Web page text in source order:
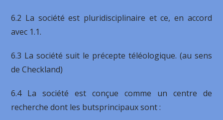
6.2 La société est pluridisciplinaire et ce, en accord
avec 1.1.
6.3 La société suit le précepte téléologique. (au sens
de Checkland)
6.4 La société est conçue comme un centre de
recherche dont les butsprincipaux sont :